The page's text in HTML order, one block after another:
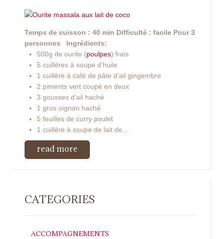
Temps de cuisson : 40 min Difficulté : facile Pour 3
personnes
Ingrédients:
500g de ourite (poulpes) frais
5 cuillères à soupe d’huile
1 cuillère à café de pâte d’ail gingembre
2 piments vert coupé en deux
3 gousses d’ail haché
1 gros oignon haché
5 feuilles de curry poulet
1 cuillère à soupe de lait de...
read more
CATEGORIES
ACCOMPAGNEMENTS